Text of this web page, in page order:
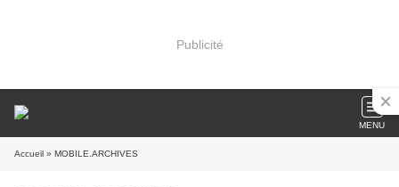
Publicité
MENU
Accueil » MOBILE.ARCHIVES